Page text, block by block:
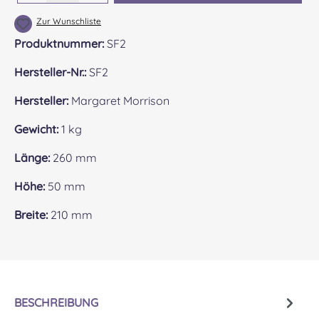
Zur Wunschliste
Produktnummer:SF2
Hersteller-Nr.:SF2
Hersteller: Margaret Morrison
Gewicht:1 kg
Länge: 260 mm
Höhe: 50 mm
Breite: 210 mm
BESCHREIBUNG